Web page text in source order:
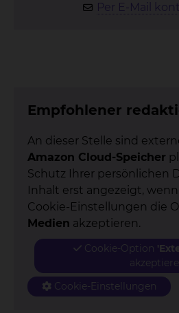
Per E-Mail
Empfohlener
An dieser Stelle sind
Amazon Cloud-Speicher
Schutz Ihrer persönlichen
Inhalt erst angezeigt,
Cookie-Einstellungen die
Medien akzeptieren.
Cookie-Option
Cookie-Einstellungen